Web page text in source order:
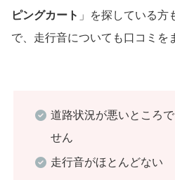
ピングカート 」を探している
で、走行音についても口コミを
道路状況が悪いところ
せん
走行音がほとんどない